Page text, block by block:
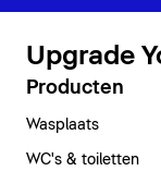
Upgrade
Producten
Wasplaats
WC's & toiletten